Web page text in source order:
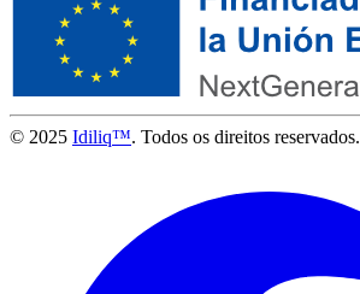
© 2025 Idiliq™. Todos os direitos reservados.